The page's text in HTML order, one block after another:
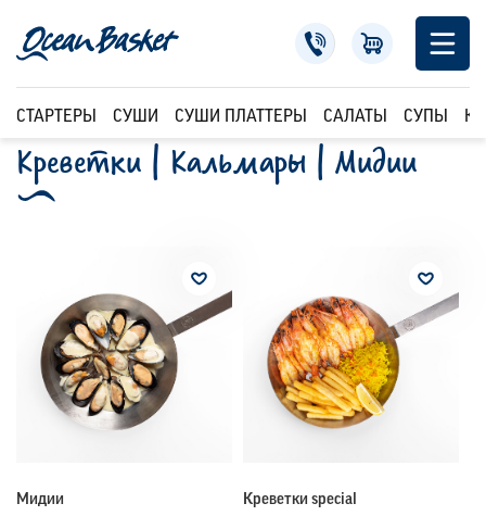
СТАРТЕРЫ СУШИ СУШИ ПЛАТТЕРЫ САЛАТЫ СУПЫ
Креветки | Кальмары | Мидии
Мидии Креветки special